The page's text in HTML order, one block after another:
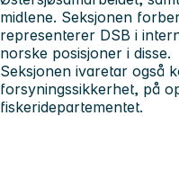
midlene. Seksjonen
representerer DSB i
norske posisjoner i disse.
Seksjonen ivaretar også
forsyningssikkerhet, på
fiskeridepartementet.